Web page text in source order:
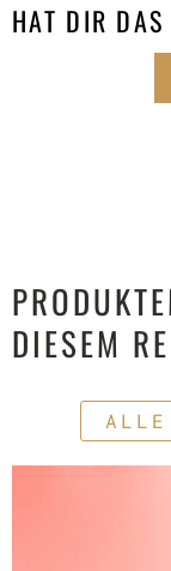
HAT DIR DAS
DIESEM